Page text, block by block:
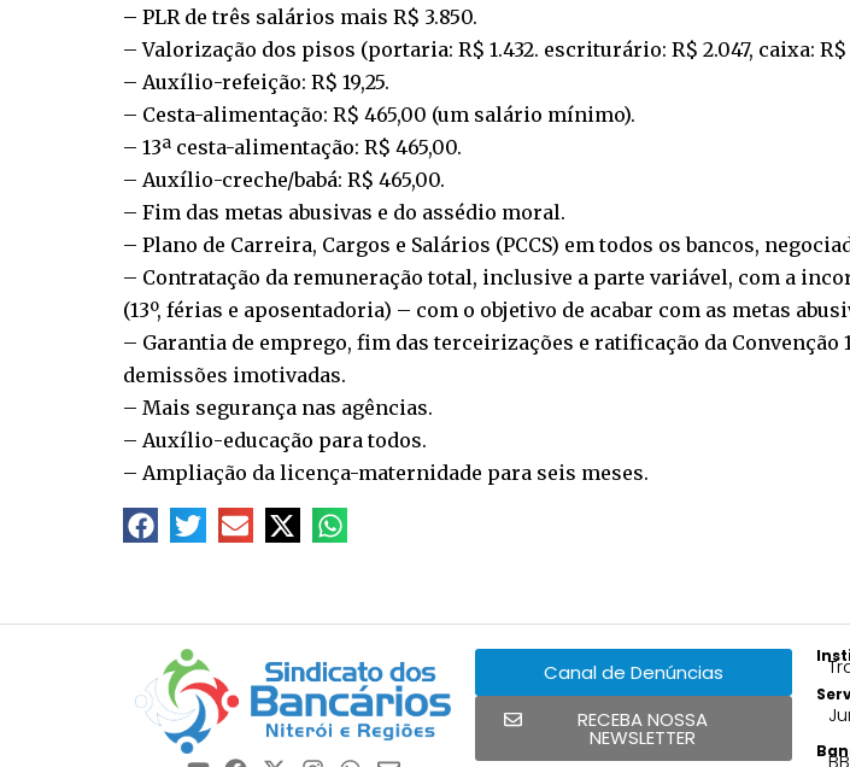
– PLR de três salários mais R$ 3.850.
– Valorização dos pisos (portaria: R$ 1.432. escriturário: R$ 2.047, caixa: R$
– Auxílio-refeição: R$ 19,25.
– Cesta-alimentação: R$ 465,00 (um salário mínimo).
– 13ª cesta-alimentação: R$ 465,00.
– Auxílio-creche/babá: R$ 465,00.
– Fim das metas abusivas e do assédio moral.
– Plano de Carreira, Cargos e Salários (PCCS) em todos os bancos,
– Contratação da remuneração total, inclusive a parte variável, com a
(13º, férias e aposentadoria) – com o objetivo de acabar com as metas
– Garantia de emprego, fim das terceirizações e ratificação da
demissões imotivadas.
– Mais segurança nas agências.
– Auxílio-educação para todos.
– Ampliação da licença-maternidade para seis meses.
Canal de Denúncias
RECEBA NOSSA
NEWSLETTER